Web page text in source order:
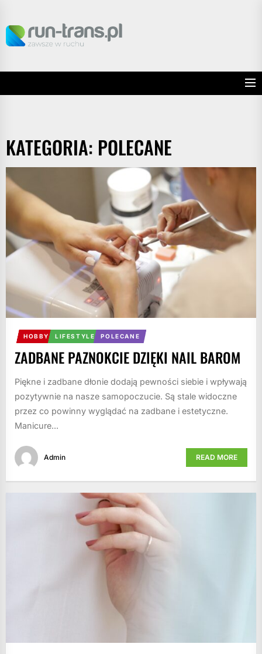
the
content
KATEGORIA: POLECANE
HOBBY LIFESTYLE POLECANE
ZADBANE PAZNOKCIE DZIĘKI NAIL BAROM
Piękne i zadbane dłonie dodają pewności siebie i wpływają
pozytywnie na nasze samopoczucie. Są stale widoczne
przez co powinny wyglądać na zadbane i estetyczne.
Manicure...
Admin READ MORE